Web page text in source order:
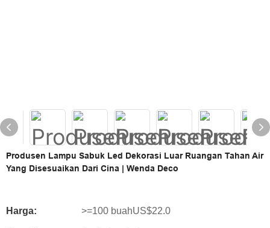
Produsen Lampu Sabuk Led Dekorasi Luar Ruangan Tahan Air
Yang Disesuaikan Dari Cina | Wenda Deco
Harga: >=100 buahUS$22.0